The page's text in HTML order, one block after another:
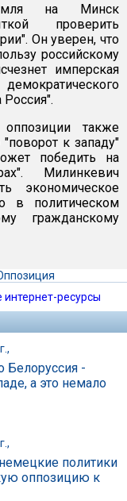
на Минск
проверить
Он уверен, что
российскому
имперская
Россия".
также
к западу"
победить на
Милинкевич
экономическое
в политическом
гражданскому
ресурсы
Белоруссия -
а это немало
политики
оппозицию к